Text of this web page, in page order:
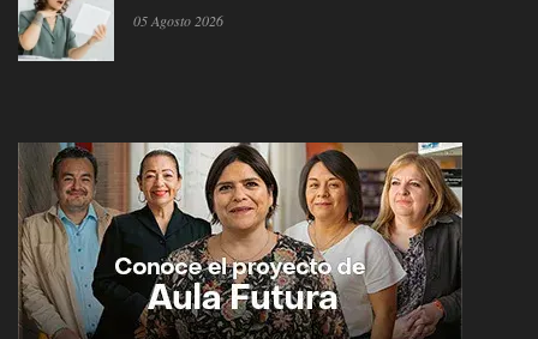
05 Agosto 2026